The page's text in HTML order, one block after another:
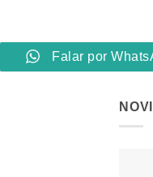
Falar por